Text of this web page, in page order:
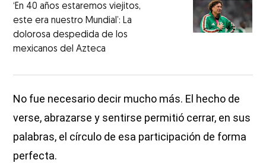
‘En 40 años estaremos viejitos,
este era nuestro Mundial’: La
dolorosa despedida de los
mexicanos del Azteca
No fue necesario decir mucho más. El hecho de
verse, abrazarse y sentirse permitió cerrar, en sus
palabras, el círculo de esa participación de forma
perfecta.